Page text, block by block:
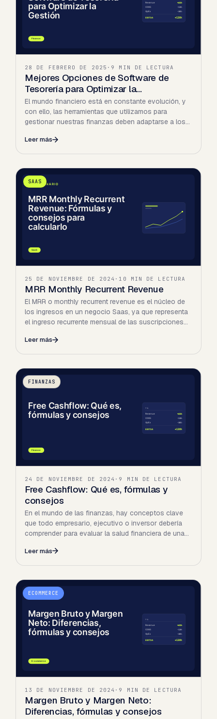
28 DE FEBRERO DE 2025 · 9 MIN DE LECTURA
Mejores Opciones de Software de
Tesorería para Optimizar la…
El mundo financiero está en constante evolución, y
con ello, las herramientas que utilizamos para
gestionar nuestras finanzas deben adaptarse a los
Leer más
SAAS
25 DE NOVIEMBRE DE 2024 · 10 MIN DE LECTURA
MRR Monthly Recurrent Revenue
El MRR o monthly recurrent revenue es el núcleo de
los ingresos en un negocio Saas, ya que representa
el ingreso recurrente mensual de las suscripciones
Leer más
FINANZAS
24 DE NOVIEMBRE DE 2024 · 9 MIN DE LECTURA
Free Cashflow: Qué es, fórmulas y
consejos
En el mundo de las finanzas, hay conceptos clave
que todo empresario, ejecutivo o inversor debería
comprender para evaluar la salud financiera de una
Leer más
ECOMMERCE
13 DE NOVIEMBRE DE 2024 · 9 MIN DE LECTURA
Margen Bruto y Margen Neto:
Diferencias, fórmulas y consejos